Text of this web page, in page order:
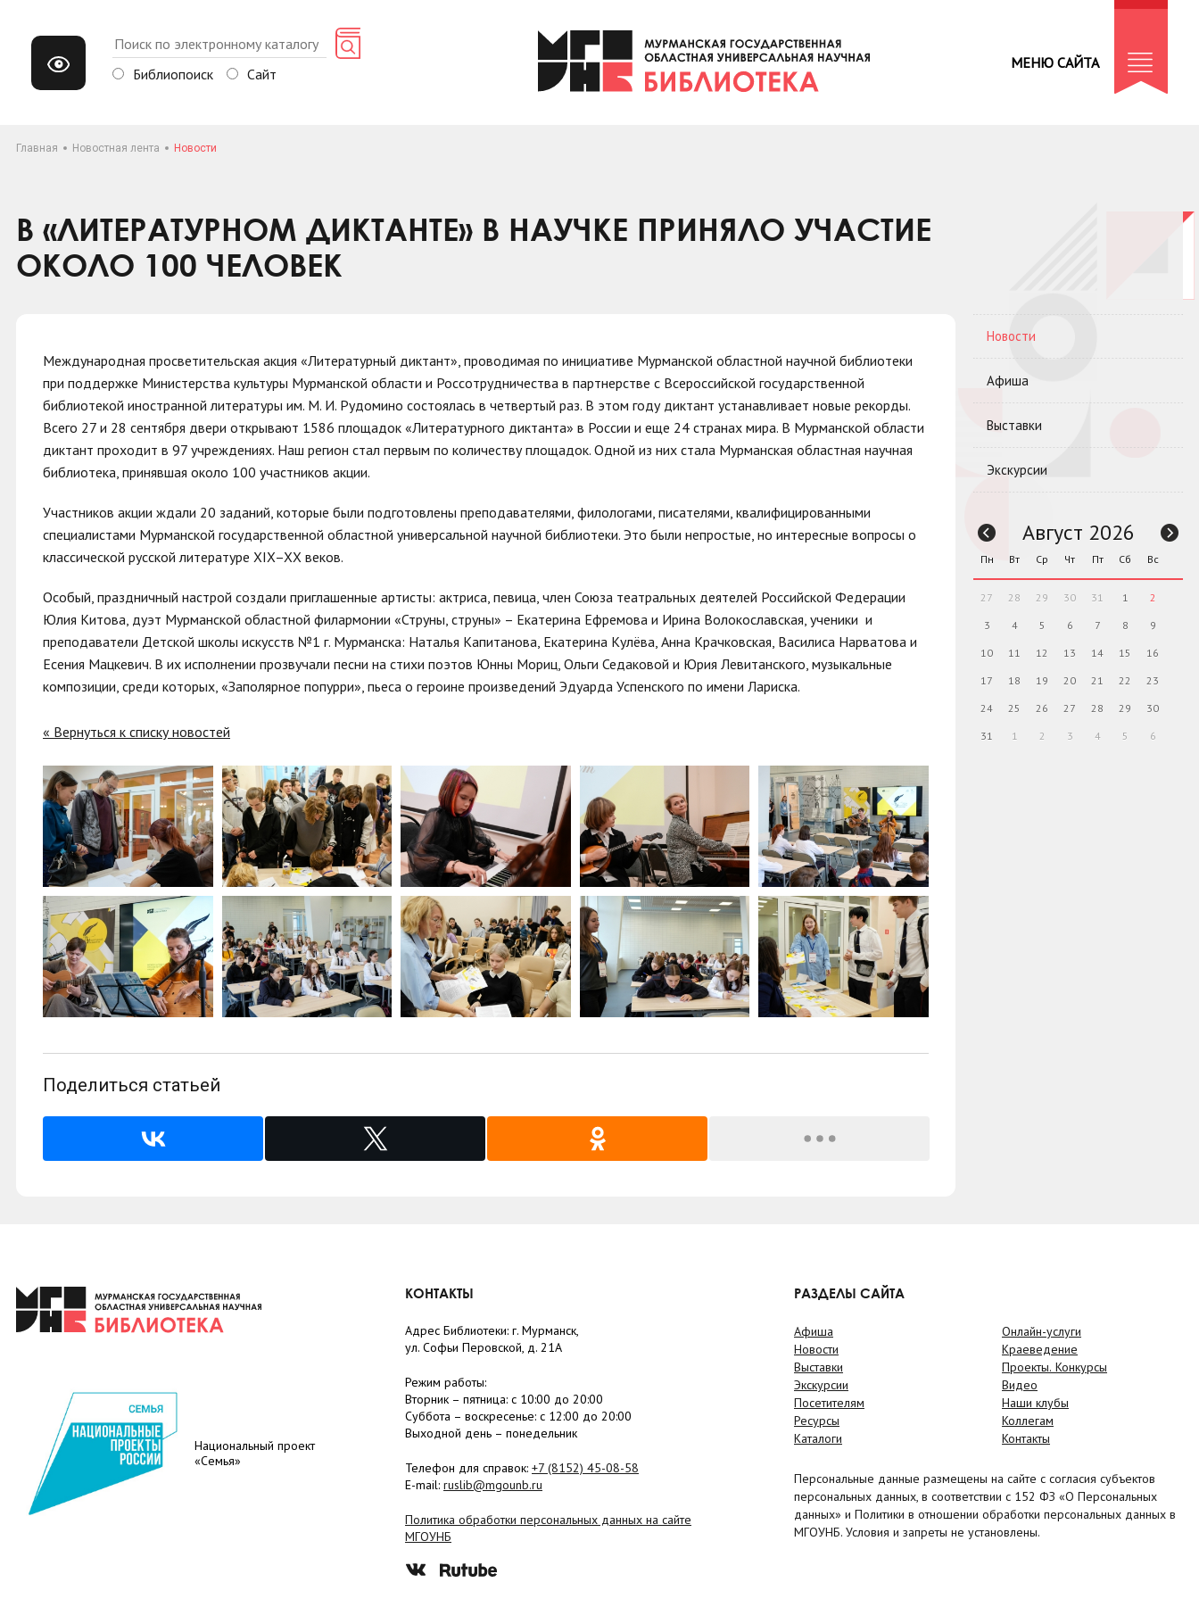
Библиопоиск Сайт
МЕНЮ САЙТА
Главная Новостная лента Новости
В «ЛИТЕРАТУРНОМ ДИКТАНТЕ» В НАУЧКЕ ПРИНЯЛО УЧАСТИЕ
ОКОЛО 100 ЧЕЛОВЕК
Международная просветительская акция «Литературный диктант», проводимая по инициативе Мурманской областной научной библиотеки
при поддержке Министерства культуры Мурманской области и Россотрудничества в партнерстве с Всероссийской государственной
библиотекой иностранной литературы им. М. И. Рудомино состоялась в четвертый раз. В этом году диктант устанавливает новые рекорды.
Всего 27 и 28 сентября двери открывают 1586 площадок «Литературного диктанта» в России и еще 24 странах мира. В Мурманской области
диктант проходит в 97 учреждениях. Наш регион стал первым по количеству площадок. Одной из них стала Мурманская областная научная
библиотека, принявшая около 100 участников акции.
Участников акции ждали 20 заданий, которые были подготовлены преподавателями, филологами, писателями, квалифицированными
специалистами Мурманской государственной областной универсальной научной библиотеки. Это были непростые, но интересные вопросы о
классической русской литературе XIX–XX веков.
Особый, праздничный настрой создали приглашенные артисты: актриса, певица, член Союза театральных деятелей Российской Федерации
Юлия Китова, дуэт Мурманской областной филармонии «Струны, струны» – Екатерина Ефремова и Ирина Волокославская, ученики и
преподаватели Детской школы искусств №1 г. Мурманска: Наталья Капитанова, Екатерина Кулёва, Анна Крачковская, Василиса Нарватова и
Есения Мацкевич. В их исполнении прозвучали песни на стихи поэтов Юнны Мориц, Ольги Седаковой и Юрия Левитанского, музыкальные
композиции, среди которых, «Заполярное попурри», пьеса о героине произведений Эдуарда Успенского по имени Лариска.
« Вернуться к списку новостей
Поделиться статьей
Новости
Афиша
Выставки
Экскурсии
Август 2026
Пн Вт Ср Чт Пт Сб Вс
27 28 29 30 31 1 2
3 4 5 6 7 8 9
10 11 12 13 14 15 16
17 18 19 20 21 22 23
24 25 26 27 28 29 30
31 1 2 3 4 5 6
Национальный проект
«Семья»
КОНТАКТЫ
Адрес Библиотеки: г. Мурманск,
ул. Софьи Перовской, д. 21А
Режим работы:
Вторник – пятница: с 10:00 до 20:00
Суббота – воскресенье: c 12:00 до 20:00
Выходной день – понедельник
Телефон для справок: +7 (8152) 45-08-58
E-mail: ruslib@mgounb.ru
Политика обработки персональных данных на сайте
МГОУНБ
РАЗДЕЛЫ САЙТА
Афиша
Новости
Выставки
Экскурсии
Посетителям
Ресурсы
Каталоги
Онлайн-услуги
Краеведение
Проекты. Конкурсы
Видео
Наши клубы
Коллегам
Контакты
Персональные данные размещены на сайте с согласия субъектов
персональных данных, в соответствии с 152 ФЗ «О Персональных
данных» и Политики в отношении обработки персональных данных в
МГОУНБ. Условия и запреты не установлены.